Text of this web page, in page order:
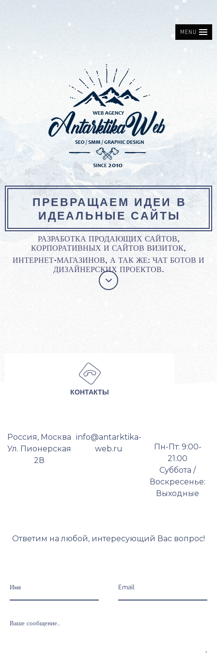
MENU
ПРЕВРАЩАЕМ ИДЕИ В
ИДЕАЛЬНЫЕ САЙТЫ
РАЗРАБОТКА ПРОДАЮЩИХ САЙТОВ,
КОРПОРАТИВНЫХ И САЙТОВ ВИЗИТОК,
ИНТЕРНЕТ-МАГАЗИНОВ, А ТАК ЖЕ: ЧАТ БОТОВ И
ДИЗАЙНЕРСКИХ ПРОЕКТОВ.
КОНТАКТЫ
Россия, Москва
Ул. Пионерская
2В
info@antarktika-
web.ru
Пн-Пт: 9:00-
21:00
Суббота /
Воскресенье:
Выходные
Ответим на любой, интересующий Вас вопрос!